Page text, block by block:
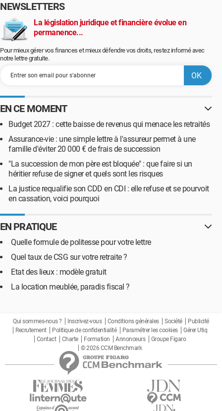
NEWSLETTERS
La législation juridique et financière évolue en
permanence...
Pour mieux gérer vos finances et mieux défendre vos droits, restez informé avec
notre lettre gratuite.
EN CE MOMENT
Budget 2027 : cette baisse de revenus qui menace les retraités
Assurance-vie : une simple lettre à l'assureur permet à une
famille d'éviter 20 000 € de frais de succession
"La succession de mon père est bloquée" : que faire si un
héritier refuse de signer et quels sont les risques
La justice requalifie son CDD en CDI : elle refuse et se pourvoit
en cassation, voici pourquoi
EN PRATIQUE
Quelle formule de politesse pour votre lettre
Quel taux de CSG sur votre retraite ?
Etat des lieux : modèle gratuit
La location meublée, paradis fiscal ?
Qui sommes-nous ? Inscrivez-vous Conditions générales Société
Publicité
Recrutement
Politique de confidentialité Paramétrer les cookies
Gérer Utiq
Contact
Charte Formation Annonceurs
Groupe Figaro
© 2026 CCM Benchmark